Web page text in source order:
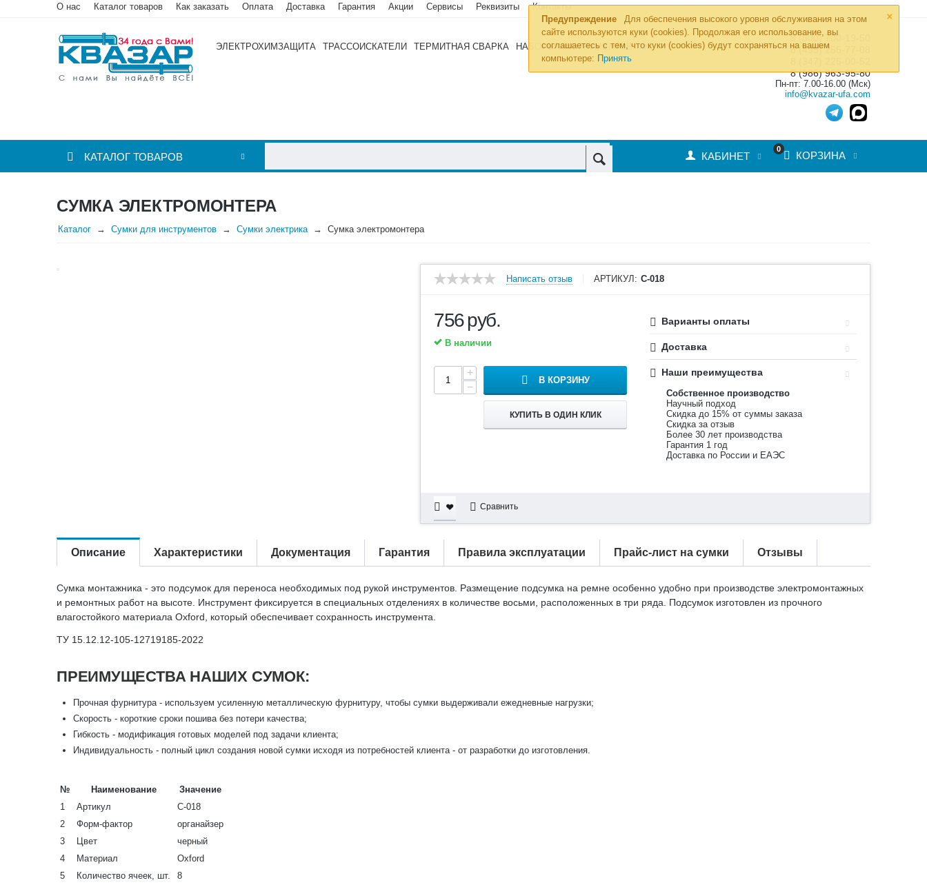
×
Предупреждение
Для обеспечения высокого уровня обслуживания на этом
сайте используются куки (cookies). Продолжая его использование, вы
соглашаетесь с тем, что куки (cookies) будут сохраняться на вашем
компьютере: Принять
О нас Каталог товаров Как заказать Оплата Доставка Гарантия Акции Сервисы Реквизиты Контакты
ЭЛЕКТРОХИМЗАЩИТА ТРАССОИСКАТЕЛИ ТЕРМИТНАЯ СВАРКА НАБОРЫ ИНСТРУМЕНТОВ »
8 (800) 700-19-50
8 (495) 255-77-08
8 (986) 963-95-80
Пн-пт: 7.00-16.00 (Мск)
info@kvazar-ufa.com
КАТАЛОГ ТОВАРОВ
0
КОРЗИНА
КАБИНЕТ
СУМКА ЭЛЕКТРОМОНТЕРА
Каталог Сумки для инструментов Сумки электрика Сумка электромонтера
Написать отзыв АРТИКУЛ: С-018
756руб.
В наличии
+
−
В КОРЗИНУ
КУПИТЬ В ОДИН КЛИК
Варианты оплаты
Доставка
Наши преимущества
Собственное производство
Научный подход
Скидка до 15% от суммы заказа
Скидка за отзыв
Более 30 лет производства
Гарантия 1 год
Доставка по России и ЕАЭС
Сравнить
Описание Характеристики Документация Гарантия Правила эксплуатации Прайс-лист на сумки Отзывы
Сумка монтажника - это подсумок для переноса необходимых под рукой инструментов. Размещение подсумка на ремне особенно удобно при производстве электромонтажных
и ремонтных работ на высоте. Инструмент фиксируется в специальных отделениях в количестве восьми, расположенных в три ряда. Подсумок изготовлен из прочного
влагостойкого материала Oxford, который обеспечивает сохранность инструмента.
ТУ 15.12.12-105-12719185-2022
ПРЕИМУЩЕСТВА НАШИХ СУМОК:
Прочная фурнитура - используем усиленную металлическую фурнитуру, чтобы сумки выдерживали ежедневные нагрузки;
Скорость - короткие сроки пошива без потери качества;
Гибкость - модификация готовых моделей под задачи клиента;
Индивидуальность - полный цикл создания новой сумки исходя из потребностей клиента - от разработки до изготовления.
№ Наименование
Значение
1
Артикул
С-018
2
Форм-фактор
органайзер
3
Цвет
черный
4
Материал
Oxford
5
Количество ячеек, шт.
8